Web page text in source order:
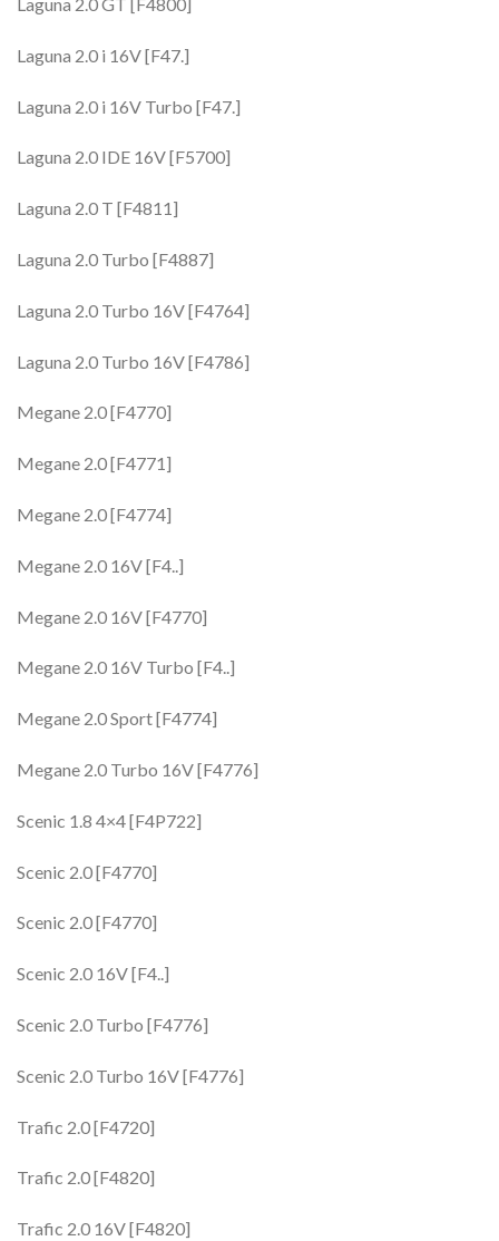
Laguna 2.0 i 16V [F47.]
Laguna 2.0 i 16V Turbo [F47.]
Laguna 2.0 IDE 16V [F5700]
Laguna 2.0 T [F4811]
Laguna 2.0 Turbo [F4887]
Laguna 2.0 Turbo 16V [F4764]
Laguna 2.0 Turbo 16V [F4786]
Megane 2.0 [F4770]
Megane 2.0 [F4771]
Megane 2.0 [F4774]
Megane 2.0 16V [F4..]
Megane 2.0 16V [F4770]
Megane 2.0 16V Turbo [F4..]
Megane 2.0 Sport [F4774]
Megane 2.0 Turbo 16V [F4776]
Scenic 1.8 4×4 [F4P722]
Scenic 2.0 [F4770]
Scenic 2.0 [F4770]
Scenic 2.0 16V [F4..]
Scenic 2.0 Turbo [F4776]
Scenic 2.0 Turbo 16V [F4776]
Trafic 2.0 [F4720]
Trafic 2.0 [F4820]
Trafic 2.0 16V [F4820]